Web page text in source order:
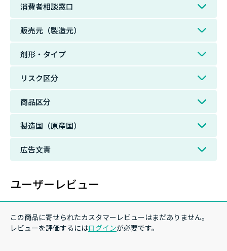
消費者相談窓口
販売元（製造元）
剤形・タイプ
リスク区分
商品区分
製造国（原産国）
広告文責
ユーザーレビュー
この商品に寄せられたカスタマーレビューはまだありません。
レビューを評価するにはログインが必要です。